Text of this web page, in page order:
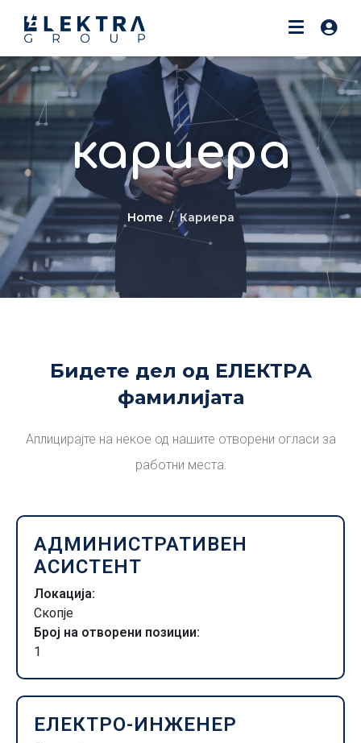
кариера
Home Кариера
Бидете дел од ЕЛЕКТРА
фамилијата
Аплицирајте на некое од нашите отворени огласи за
работни места:
АДМИНИСТРАТИВЕН
АСИСТЕНТ
Локација:
Скопје
Број на отворени позиции:
1
ЕЛЕКТРО-ИНЖЕНЕР